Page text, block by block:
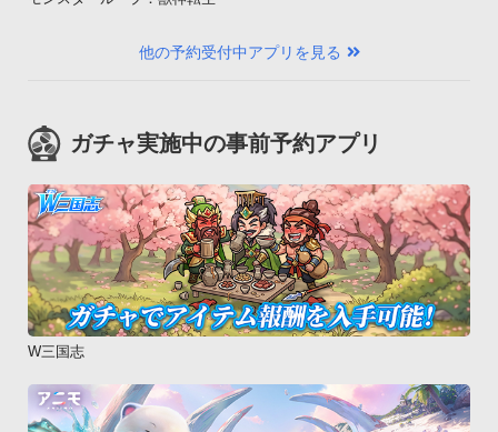
他の予約受付中アプリを見る
ガチャ実施中の事前予約アプリ
W三国志